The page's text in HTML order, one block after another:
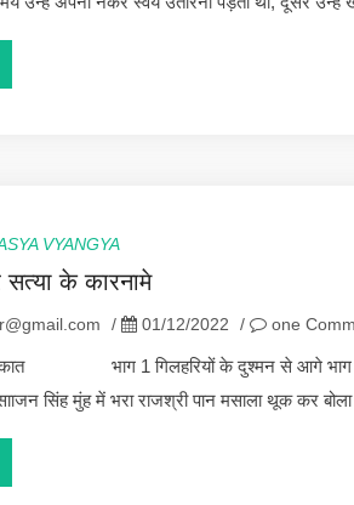
VYANGYA
के कारनामे
/ 01/12/2022 / one
भाग 1 गिलहरियों के दुश्मन से आगे भाग 1 -
सााजन सिंह मुंह में भरा राजश्री पान मसाला थूक कर